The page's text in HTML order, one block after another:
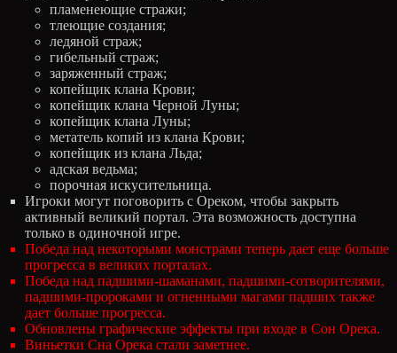
пламенеющие стражи;
тлеющие создания;
ледяной страж;
гибельный страж;
заряженный страж;
копейщик клана Крови;
копейщик клана Черной Луны;
копейщик клана Луны;
метатель копий из клана Крови;
копейщик из клана Льда;
адская ведьма;
порочная искусительница.
Игроки могут поговорить с Ореком, чтобы закрыть
активный великий портал. Эта возможность доступна
только в одиночной игре.
Победа над некоторыми монстрами теперь дает еще больше
прогресса в великих порталах.
Победа над падшими-шаманами, падшими-сотворителями,
падшими-пророками и огненными магами падших также
дает больше прогресса.
Обновлены графические эффекты при входе в Сон Орека.
Виньетки Сна Орека стали заметнее.